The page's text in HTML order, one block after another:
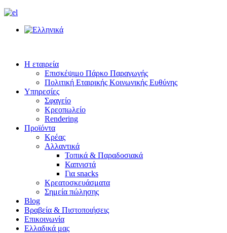
Η εταιρεία
Επισκέψιμο Πάρκο Παραγωγής
Πολιτική Εταιρικής Κοινωνικής Ευθύνης
Υπηρεσίες
Σφαγείο
Κρεοπωλείο
Rendering
Προϊόντα
Κρέας
Αλλαντικά
Τοπικά & Παραδοσιακά
Καπνιστά
Για snacks
Κρεατοσκευάσματα
Σημεία πώλησης
Blog
Βραβεία & Πιστοποιήσεις
Επικοινωνία
Ελλαδικά μας